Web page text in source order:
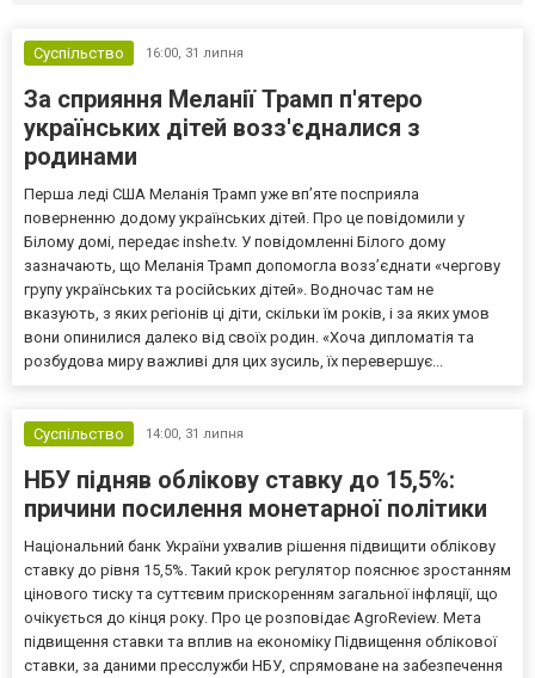
Суспільство 16:00, 31 липня
За сприяння Меланії Трамп п'ятеро
українських дітей возз'єдналися з
родинами
Перша леді США Меланія Трамп уже впʼяте посприяла
поверненню додому українських дітей. Про це повідомили у
Білому домі, передає inshe.tv. У повідомленні Білого дому
зазначають, що Меланія Трамп допомогла возз’єднати «чергову
групу українських та російських дітей». Водночас там не
вказують, з яких регіонів ці діти, скільки їм років, і за яких умов
вони опинилися далеко від своїх родин. «Хоча дипломатія та
розбудова миру важливі для цих зусиль, їх перевершує...
Суспільство 14:00, 31 липня
НБУ підняв облікову ставку до 15,5%:
причини посилення монетарної політики
Національний банк України ухвалив рішення підвищити облікову
ставку до рівня 15,5%. Такий крок регулятор пояснює зростанням
цінового тиску та суттєвим прискоренням загальної інфляції, що
очікується до кінця року. Про це розповідає AgroReview. Мета
підвищення ставки та вплив на економіку Підвищення облікової
ставки, за даними пресслужби НБУ, спрямоване на забезпечення